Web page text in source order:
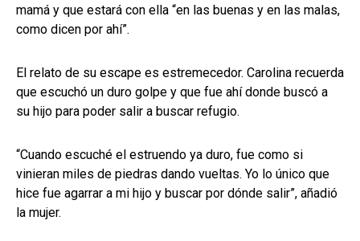
mamá y que estará con ella “en las buenas y en las malas,
como dicen por ahí”.
El relato de su escape es estremecedor. Carolina recuerda
que escuchó un duro golpe y que fue ahí donde buscó a
su hijo para poder salir a buscar refugio.
“Cuando escuché el estruendo ya duro, fue como si
vinieran miles de piedras dando vueltas. Yo lo único que
hice fue agarrar a mi hijo y buscar por dónde salir”, añadió
la mujer.